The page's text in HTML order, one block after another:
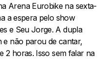
Arena Eurobike na sexta-
a espera pelo show
e Seu Jorge. A dupla
e não parou de cantar,
2 horas. Isso sem falar na